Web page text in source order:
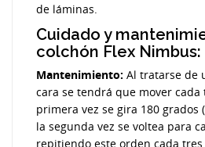
de láminas.
Cuidado y
colchón Flex Nimbus:
Mantenimiento: Al tratarse de
cara se tendrá que mover cada
primera vez se gira 180 grados
la segunda vez se voltea para
repitiendo este orden cada